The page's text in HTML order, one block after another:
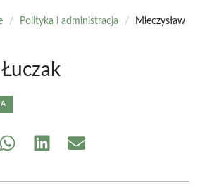
/ Polityka i administracja /
Mieczysław
Share Share Share